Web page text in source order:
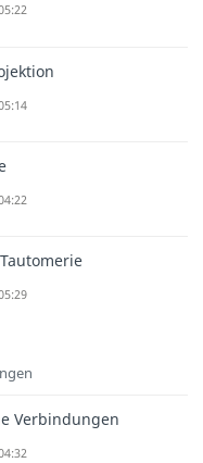
Verbindungen